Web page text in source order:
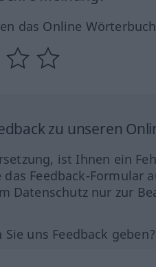
das Online
zu unseren
ist Ihnen ein
das Feedback-Formular
Datenschutz nur zur
uns Feedback